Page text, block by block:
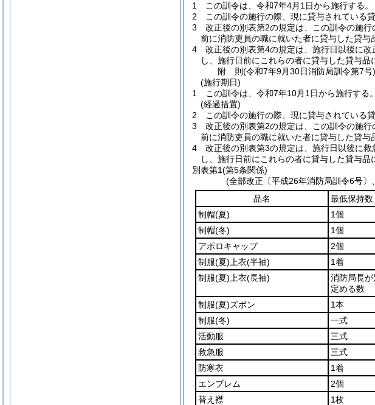
1
この訓令は、令和7年4月1日から施行する。
2
この訓令の施行の際、現に貸与されている
3
改正後の別表第2の規定は、この訓令の施行
前に消防吏員の職に就いた者に貸与した貸与
4
改正後の別表第4の規定は、施行日以後に
し、施行日前にこれらの者に貸与した貸与品
附 則(令和7年9月30日消防局訓令第7号)
(施行期日)
1
この訓令は、令和7年10月1日から施行する。
(経過措置)
2
この訓令の施行の際、現に貸与されている
3
改正後の別表第2の規定は、この訓令の施行
前に消防吏員の職に就いた者に貸与した貸与
4
改正後の別表第3の規定は、施行日以後に
し、施行日前にこれらの者に貸与した貸与品
別表第1(第5条関係)
(全部改正〔平成26年消防局訓令6号
品名
最低保持数
制帽(夏) 1個
制帽(冬) 1個
アポロキャップ
2個
制服(夏) 上衣(半袖) 1着
制服(夏) 上衣(長袖)
消防局長が
定める数
制服(夏)ズボン 1本
制服(冬) 一式
活動服
三式
救急服
三式
防寒衣
1着
エンブレム
2個
替え襟
1枚